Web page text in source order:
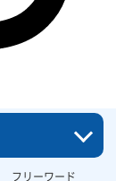
フリーワード